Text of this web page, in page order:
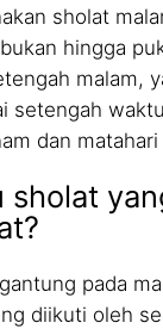
sholat
hingga
malam,
setengah
dan
sholat
pada
diikuti oleh